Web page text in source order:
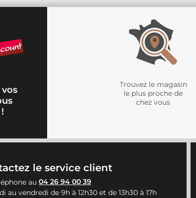
vos
Trouvez le magasin
le plus proche de
chez vous
le service client
au 04 26 94 00 39
au vendredi de 9h à 12h30 et de 13h30 à 17h